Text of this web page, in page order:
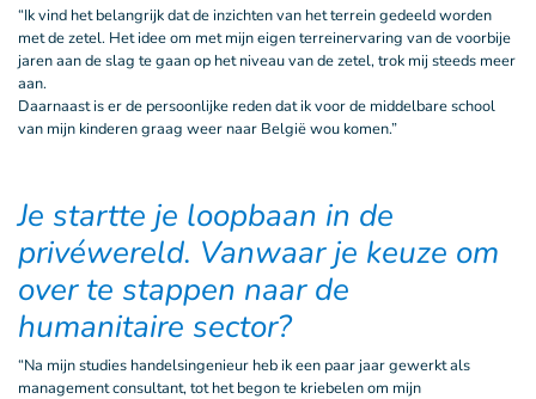
“Ik vind het belangrijk dat de inzichten van het terrein gedeeld worden
met de zetel. Het idee om met mijn eigen terreinervaring van de voorbije
jaren aan de slag te gaan op het niveau van de zetel, trok mij steeds meer
aan.
Daarnaast is er de persoonlijke reden dat ik voor de middelbare school
van mijn kinderen graag weer naar België wou komen.”
Je startte je loopbaan in de
privéwereld. Vanwaar je keuze om
over te stappen naar de
humanitaire sector?
“Na mijn studies handelsingenieur heb ik een paar jaar gewerkt als
management consultant, tot het begon te kriebelen om mijn